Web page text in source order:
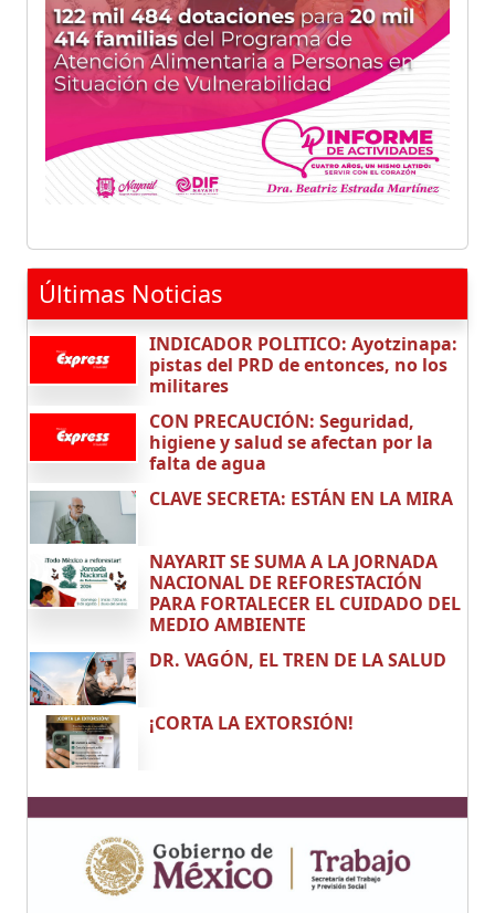
Últimas Noticias
INDICADOR POLITICO: Ayotzinapa:
pistas del PRD de entonces, no los
militares
CON PRECAUCIÓN: Seguridad,
higiene y salud se afectan por la
falta de agua
CLAVE SECRETA: ESTÁN EN LA MIRA
NAYARIT SE SUMA A LA JORNADA
NACIONAL DE REFORESTACIÓN
PARA FORTALECER EL CUIDADO DEL
MEDIO AMBIENTE
DR. VAGÓN, EL TREN DE LA SALUD
¡CORTA LA EXTORSIÓN!